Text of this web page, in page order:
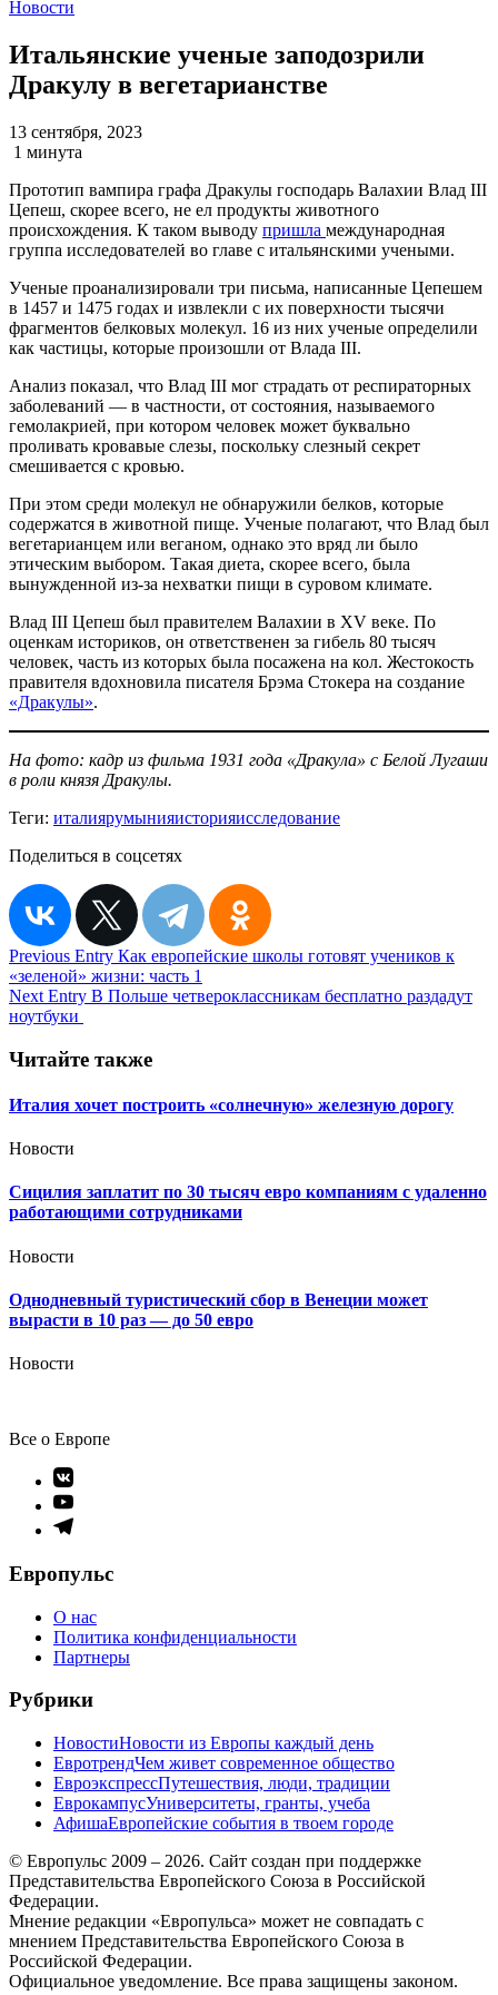
Новости
Итальянские ученые заподозрили
Дракулу в вегетарианстве
13 сентября, 2023
1 минута
Прототип вампира графа Дракулы господарь Валахии Влад III
Цепеш, скорее всего, не ел продукты животного
происхождения. К таком выводу пришла международная
группа исследователей во главе с итальянскими учеными.
Ученые проанализировали три письма, написанные Цепешем
в 1457 и 1475 годах и извлекли с их поверхности тысячи
фрагментов белковых молекул. 16 из них ученые определили
как частицы, которые произошли от Влада III.
Анализ показал, что Влад III мог страдать от респираторных
заболеваний — в частности, от состояния, называемого
гемолакрией, при котором человек может буквально
проливать кровавые слезы, поскольку слезный секрет
смешивается с кровью.
При этом среди молекул не обнаружили белков, которые
содержатся в животной пище. Ученые полагают, что Влад был
вегетарианцем или веганом, однако это вряд ли было
этическим выбором. Такая диета, скорее всего, была
вынужденной из-за нехватки пищи в суровом климате.
Влад III Цепеш был правителем Валахии в XV веке. По
оценкам историков, он ответственен за гибель 80 тысяч
человек, часть из которых была посажена на кол. Жестокость
правителя вдохновила писателя Брэма Стокера на создание
«Дракулы».
На фото: кадр из фильма 1931 года «Дракула» с Белой Лугаши
в роли князя Дракулы.
Теги: италиярумынияисторияисследование
Поделиться в соцсетях
Навигация
по
записям
Previous Entry Как европейские школы готовят учеников к
«зеленой» жизни: часть 1
Next Entry В Польше четвероклассникам бесплатно раздадут
ноутбуки
Читайте также
Италия хочет построить «солнечную» железную дорогу
Новости
Сицилия заплатит по 30 тысяч евро компаниям с удаленно
работающими сотрудниками
Новости
Однодневный туристический сбор в Венеции может
вырасти в 10 раз — до 50 евро
Новости
Все о Европе
Элемент
меню
Элемент
меню
Элемент
Европульс
О нас
Политика конфиденциальности
Партнеры
Рубрики
НовостиНовости из Европы каждый день
ЕвротрендЧем живет современное общество
ЕвроэкспрессПутешествия, люди, традиции
ЕврокампусУниверситеты, гранты, учеба
АфишаЕвропейские события в твоем городе
© Европульс 2009 – 2026. Сайт создан при поддержке
Представительства Европейского Союза в Российской
Федерации.
Мнение редакции «Европульса» может не совпадать с
мнением Представительства Европейского Союза в
Российской Федерации.
Официальное уведомление. Все права защищены законом.